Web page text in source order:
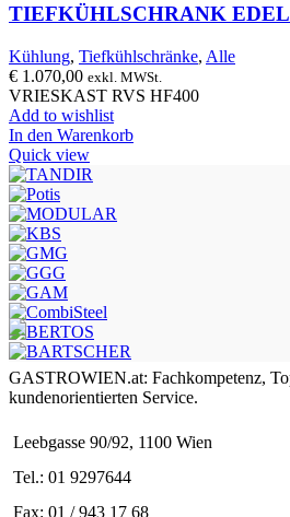
TIEFKÜHLSCHRANK
Kühlung, Tiefkühlschränke, Alle
€ 1.070,00 exkl. MWSt.
VRIESKAST RVS HF400
Add to wishlist
In den Warenkorb
Quick view
GASTROWIEN.at: Fachkompetenz,
kundenorientierten Service.
Leebgasse 90/92, 1100 Wien
Tel.: 01 9297644
Fax: 01 / 943 17 68